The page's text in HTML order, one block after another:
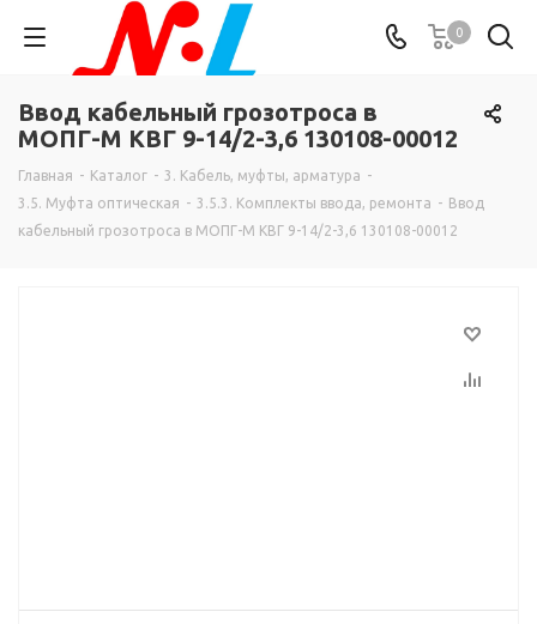
0
Ввод кабельный грозотроса в
МОПГ-М КВГ 9-14/2-3,6 130108-00012
Главная - Каталог - 3. Кабель, муфты, арматура -
3.5. Муфта оптическая - 3.5.3. Комплекты ввода, ремонта - Ввод
кабельный грозотроса в МОПГ-М КВГ 9-14/2-3,6 130108-00012